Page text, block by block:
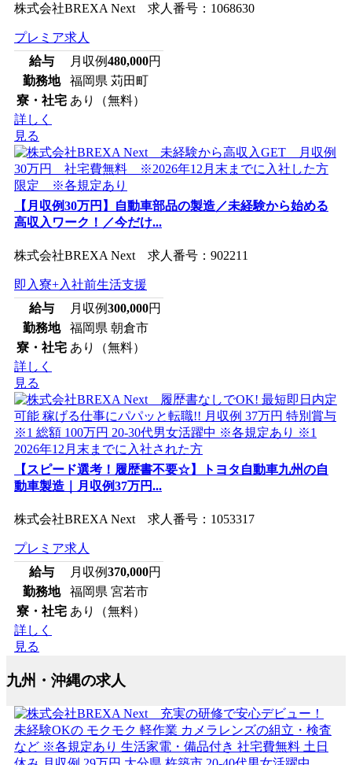
株式会社BREXA Next 求人番号：1068630
プレミア求人
給与
月収例480,000円
勤務地
福岡県 苅田町
寮・社宅 あり（無料）
詳しく
見る
【月収例30万円】自動車部品の製造／未経験から始める
高収入ワーク！／今だけ...
株式会社BREXA Next 求人番号：902211
即入寮+入社前生活支援
給与
月収例300,000円
勤務地
福岡県 朝倉市
寮・社宅 あり（無料）
詳しく
見る
【スピード選考！履歴書不要☆】トヨタ自動車九州の自
動車製造｜月収例37万円...
株式会社BREXA Next 求人番号：1053317
プレミア求人
給与
月収例370,000円
勤務地
福岡県 宮若市
寮・社宅 あり（無料）
詳しく
見る
九州・沖縄の求人